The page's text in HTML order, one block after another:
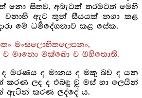
නො සිතව, අබැටක් තරමටත් මෙහි
වනාහි ඇට තුන් සීයයක් නගා කළ
මේ ධර්‍මදේශනාව කළ සේක.
මංසලොහිතලෙපනං,
ච මානො මක්ඛො ච ඔහිතොති.
ද මරණය ද මානය ද මකු බව ද යන
කරණ ලද ද එබඳු වූ මස් හා ලෙයින්
ඇටින් කරණ ලද්දේ ය.